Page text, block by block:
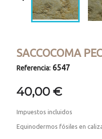
SACCOCOMA
Referencia: 6547
40,00 €
Impuestos incluidos
Equinodermos fósiles en